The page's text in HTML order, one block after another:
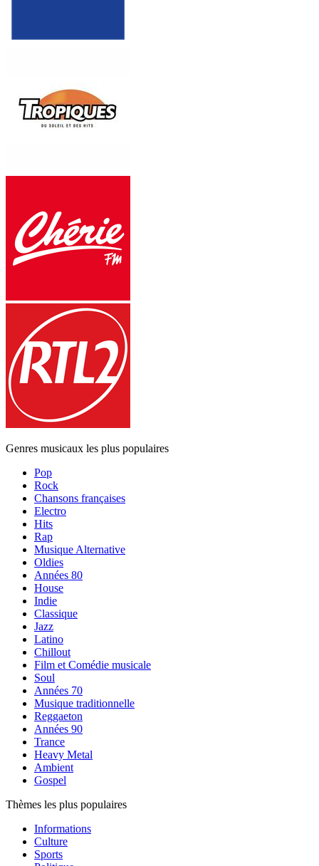
Genres musicaux les plus populaires
Pop
Rock
Chansons françaises
Electro
Hits
Rap
Musique Alternative
Oldies
Années 80
House
Indie
Classique
Jazz
Latino
Chillout
Film et Comédie musicale
Soul
Années 70
Musique traditionnelle
Reggaeton
Années 90
Trance
Heavy Metal
Ambient
Gospel
Thèmes les plus populaires
Informations
Culture
Sports